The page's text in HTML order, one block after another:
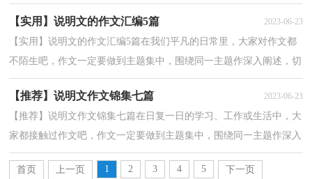
和创造性。一篇什么样的作文才能称之为优秀作文呢...
【实用】说明文的作文汇编5篇 2023-06-23
【实用】说明文的作文汇编5篇在我们平凡的日常里，大家对作文都
不陌生吧，作文一定要做到主题集中，围绕同一主题作深入阐述，切
忌东拉西扯，主题涣散甚至无主题。你知道作文怎样才能...
【推荐】说明文作文锦集七篇 2023-06-23
【推荐】说明文作文锦集七篇在日复一日的学习、工作或生活中，大
家都接触过作文吧，作文一定要做到主题集中，围绕同一主题作深入
阐述，切忌东拉西扯，主题涣散甚至无主题。为了让您在...
首页
上一页 1 2 3 4 5 下一页